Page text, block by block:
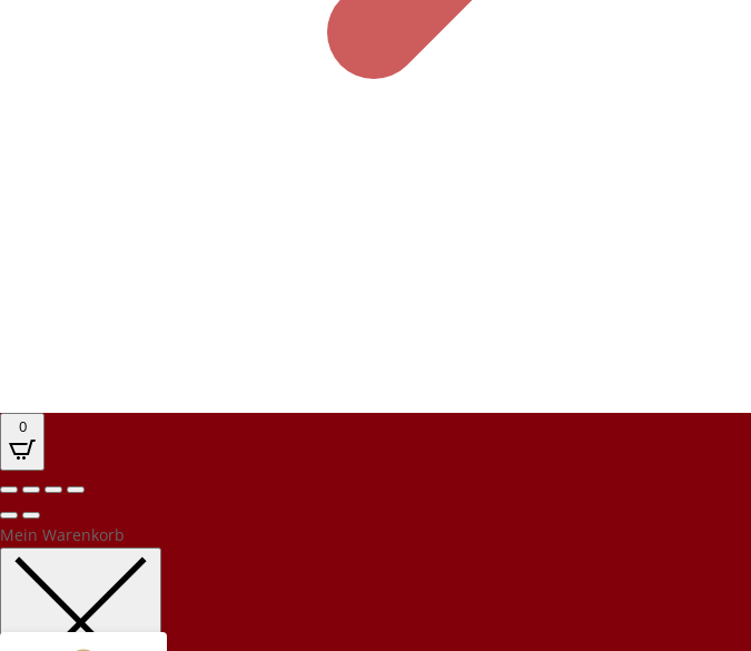
0
Mein Warenkorb
SEHR GUT
4,94
32